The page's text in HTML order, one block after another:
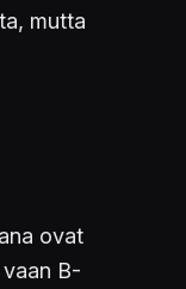
mutta
ovat
B-